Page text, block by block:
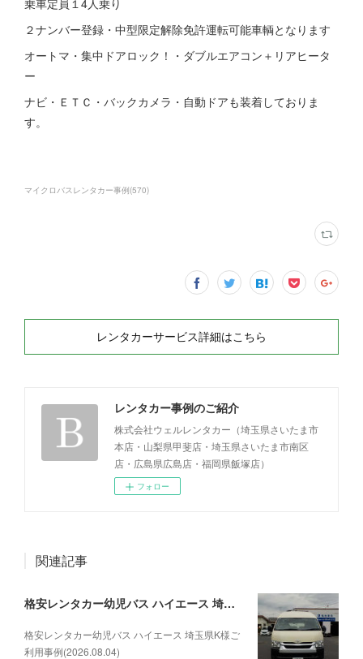
乗車定員１4人乗り
２ナンバー登録・中型限定解除免許運転可能車輌となります
オートマ・集中ドアロック！・ダブルエアコン＋リアヒータ
ー
ナビ・ＥＴＣ・バックカメラ・自動ドアも装着しておりま
す。
マイクロバスレンタカー事例(570)
レンタカーサービス詳細はこちら
レンタカー事例のご紹介
株式会社ウェルレンタカー（埼玉県さいたま市
本店・山梨県甲斐店・埼玉県さいたま市南区
店・広島県広島店・福岡県飯塚店）
フォロー
関連記事
格安レンタカー幼児バス ハイエース 埼玉県K様ご利用事例(2026.08.04)
格安レンタカー幼児バス ハイエース 埼玉県K様ご
利用事例(2026.08.04)